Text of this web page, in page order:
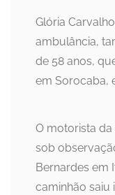
Glória
ambulância,
de 58 anos,
em Sorocaba,
O motorista da
sob
Bernardes em
caminhão saiu